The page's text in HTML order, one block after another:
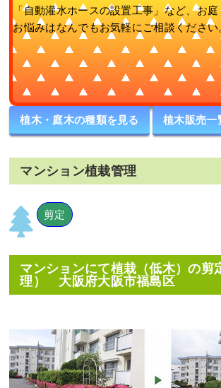
「自動灌水ホースの設置工事」など、お
お悩みはなんでもお気軽にご相談ください
植木・庭木の種類を見る 植木販売一
マンション植栽管理
剪定
マンションにて植栽（低木）の剪
理） 大阪府大阪市福島区